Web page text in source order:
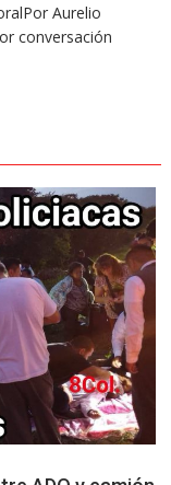
Aurelio
conversación